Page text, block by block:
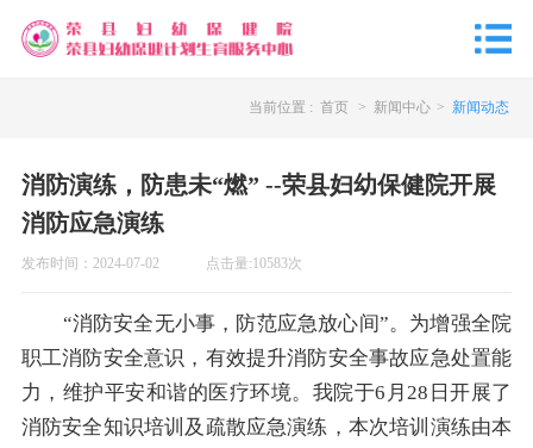
当前位置 : 首页 > 新闻中心 > 新闻动态
消防演练，防患未“燃” --荣县妇幼保健院开展
消防应急演练
发布时间： 2024-07-02 点击量:10583次
“消防安全无小事，防范应急放心间”。为增强全院
职工消防安全意识，有效提升消防安全事故应急处置能
力，维护平安和谐的医疗环境。我院于6月28日开展了
消防安全知识培训及疏散应急演练，本次培训演练由本